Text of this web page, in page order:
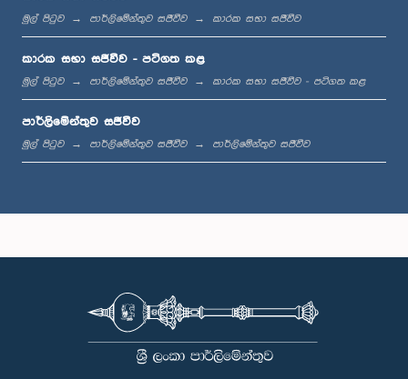
ප.ව. 1:00 - ප.ව. 1:19
ප.ව. 1:19 - ප.ව. 1:31
ප.ව. 1:38 - ප.ව. 1:49
මුල් පිටුව පාර්ලිමේන්තුව සජීවීව කාරක සභා සජීවීව
කාරක සභා සජීවීව - පටිගත කළ
මුල් පිටුව පාර්ලිමේන්තුව සජීවීව කාරක සභා සජීවීව - පටිගත කළ
පාර්ලිමේන්තුව සජීවීව
මුල් පිටුව පාර්ලිමේන්තුව සජීවීව පාර්ලිමේන්තුව සජීවීව